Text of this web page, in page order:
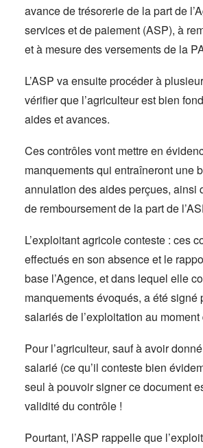
avance de trésorerie de la part de
services et de paiement (ASP), à
et à mesure des versements de la
L’ASP va ensuite procéder à
vérifier que l’agriculteur est bien
aides et avances.
Ces contrôles vont mettre en
manquements qui entraîneront une
annulation des aides perçues, ainsi
de remboursement de la part de
L’exploitant agricole conteste : ces
effectués en son absence et le
base l’Agence, et dans lequel elle
manquements évoqués, a été signé
salariés de l’exploitation au
Pour l’agriculteur, sauf à avoir
salarié (ce qu’il conteste bien
seul à pouvoir signer ce document
validité du contrôle !
Pourtant, l’ASP rappelle que